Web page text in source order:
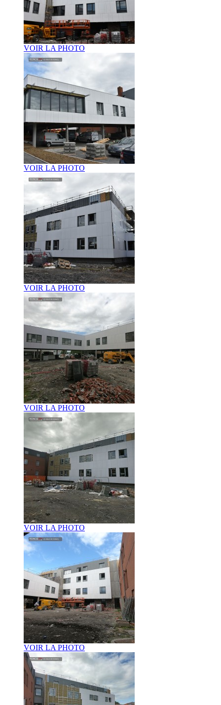
VOIR LA PHOTO
VOIR LA PHOTO
VOIR LA PHOTO
VOIR LA PHOTO
VOIR LA PHOTO
VOIR LA PHOTO